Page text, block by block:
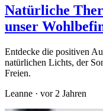
Natürliche
unser
Entdecke die positiven
natürlichen Lichts, der
Freien.
Leanne · vor 2 Jahren